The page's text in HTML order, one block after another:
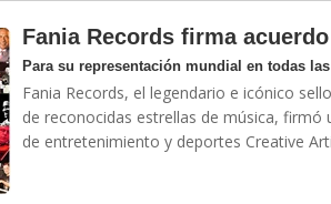
Fania Records firma
Para su representación mundial en todas
Fania Records, el legendario e icónico
de reconocidas estrellas de música,
de entretenimiento y deportes Creative